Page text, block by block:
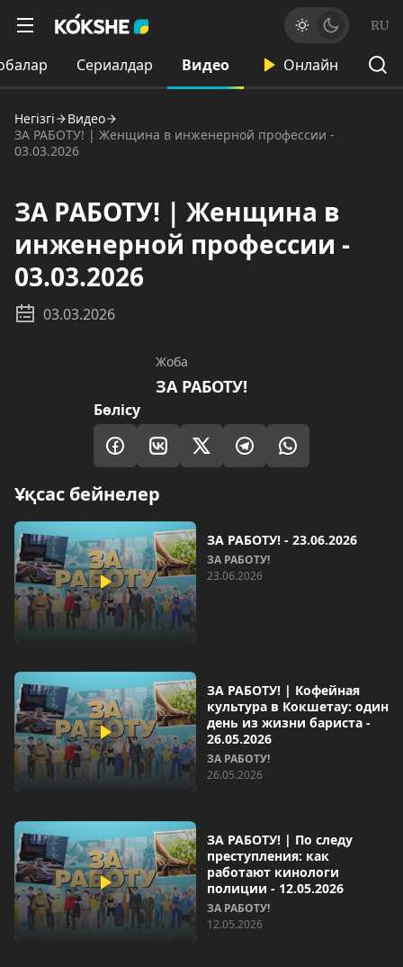
RU
Сериалдар Видео Онлайн
Негізгі
Видео
ЗА РАБОТУ! | Женщина в инженерной профессии -
03.03.2026
ЗА РАБОТУ! | Женщина в
инженерной профессии -
03.03.2026
03.03.2026
Жоба
ЗА РАБОТУ!
Бөлісу
Ұқсас бейнелер
ЗА РАБОТУ! - 23.06.2026
ЗА РАБОТУ!
23.06.2026
ЗА РАБОТУ! | Кофейная
культура в Кокшетау: один
день из жизни бариста -
26.05.2026
ЗА РАБОТУ!
26.05.2026
ЗА РАБОТУ! | По следу
преступления: как
работают кинологи
полиции - 12.05.2026
ЗА РАБОТУ!
12.05.2026